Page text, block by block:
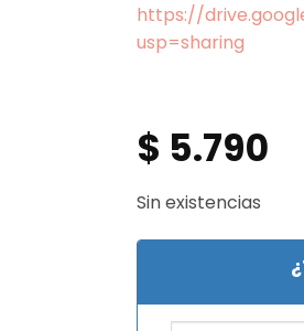
https://
usp=sharing
$ 5.790
Sin existencias